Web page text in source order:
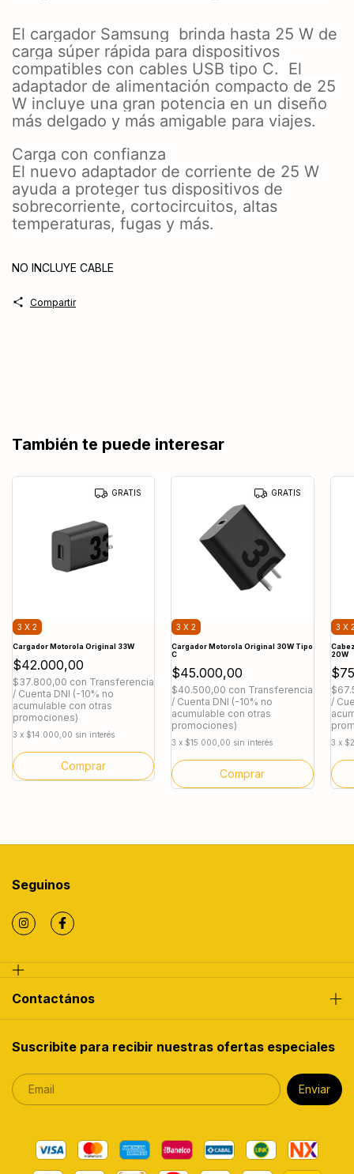
El cargador Samsung brinda hasta 25 W de
carga súper rápida para dispositivos
compatibles con cables USB tipo C.
El
adaptador de alimentación compacto de 25
W incluye una gran potencia en un diseño
más delgado y más amigable para viajes.
Carga con confianza
El nuevo adaptador de corriente de 25 W
ayuda a proteger tus dispositivos de
sobrecorriente, cortocircuitos, altas
temperaturas, fugas y más.
NO INCLUYE CABLE
Compartir
También te puede interesar
GRATIS
3 X 2
Cargador Motorola Original 33W
$42.000,00
$37.800,00 con Transferencia
/ Cuenta DNI (-10% no
acumulable con otras
promociones)
3 x $14.000,00 sin interés
GRATIS
3 X 2
Cargador Motorola Original 30W Tipo
C
$45.000,00
$40.500,00 con Transferencia
/ Cuenta DNI (-10% no
acumulable con otras
promociones)
3 x $15.000,00 sin interés
3 X
20W
/
3 x
Seguinos
Contactános
Suscribite para recibir nuestras ofertas especiales